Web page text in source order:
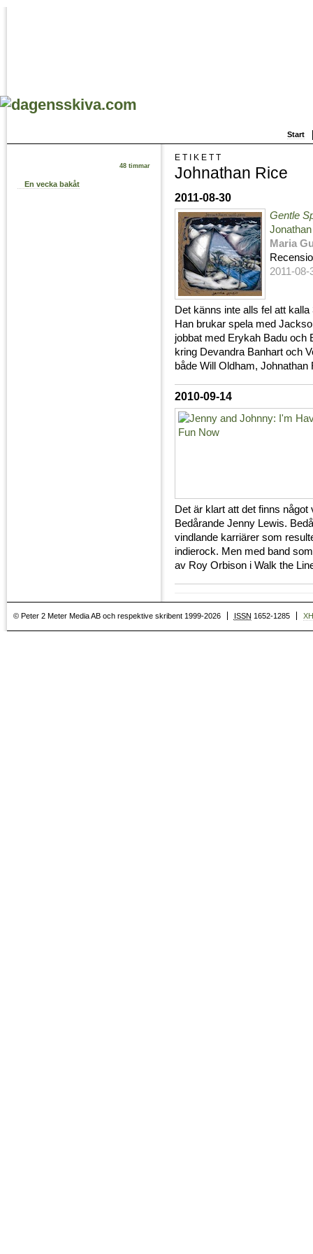
Start
48 timmar
En vecka bakåt
ETIKETT
Johnathan Rice
2011-08-30
Gentle
Maria
2011-08-
Det känns inte alls fel att
Han brukar spela med
jobbat med Erykah Badu och
kring Devandra Banhart och
både Will Oldham,
2010-09-14
Det är klart att det finns något
Bedårande Jenny Lewis.
vindlande karriärer som
indierock. Men med band
av Roy Orbison i Walk the
© Peter 2 Meter Media AB och respektive skribent 1999-2026 ISSN 1652-1285